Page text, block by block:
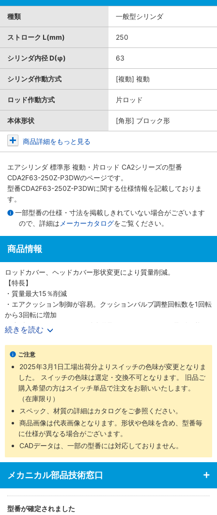
種類 一般型シリンダ
ストローク L(mm) 250
シリンダ内径 D(φ) 63
シリンダ作動方式 [複動] 複動
ロッド作動方式 片ロッド
本体形状 [角形] ブロック形
商品詳細をもっと見る
エアシリンダ 標準形 複動・片ロッド CA2シリーズの型番
CDA2F63-250Z-P3DWのページです。
型番CDA2F63-250Z-P3DWに関する仕様情報を記載しておりま
す。
一部型番の仕様・寸法を掲載しきれていない場合がございます
ので、詳細は メーカーカタログをご覧ください。
商品情報
ロッドカバー、ヘッドカバー形状変更により質量削減。
【特長】
・質量最大15％削減
・エアクッション制御が容易。クッションバルブ調整回転数を1回転
から3回転に増加
・小型オートスイッチから耐強磁界オートスイッチまで取付可能
・ロッド先端金具、揺動受け金具付の品番を設定しました
・豊富な取付支持金具
続きを読む
ご注意
2025年3月1日工場出荷分よりスイッチの色味が変更となりま
した。 スイッチの色味は選定・交換不可となります。 旧品ご
購入希望の方はスイッチ単品で注文をお願いいたします。
（在庫限り）
スペック、材質の詳細はカタログをご参照ください。
商品画像は代表画像となります。形状や色味を含め、型番毎
に仕様が異なる場合がございます。
CADデータは、一部の型番には対応しておりません。
メカニカル部品技術窓口
型番が確定されました